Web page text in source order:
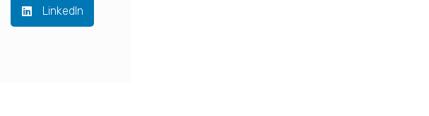
LinkedIn